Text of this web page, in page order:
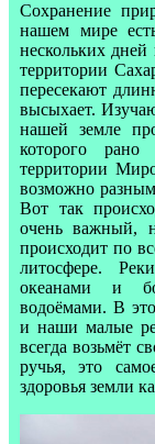
Сохранение
нашем мире
нескольких
территории
пересекают
высыхает.
нашей земле
которого
территории
возможно
Вот так
очень важный,
происходит по
литосфере.
океанами и
водоёмами. В
и наши малые
всегда возьмёт
ручья, это
здоровья земли